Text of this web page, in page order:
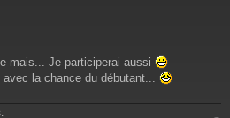
mais... Je participerai aussi
la chance du débutant...